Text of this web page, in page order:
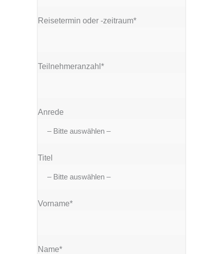
Reisetermin oder -zeitraum*
Teilnehmeranzahl*
Anrede
Titel
Vorname*
Name*